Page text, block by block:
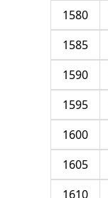
1580
1585
1590
1595
1600
1605
1610